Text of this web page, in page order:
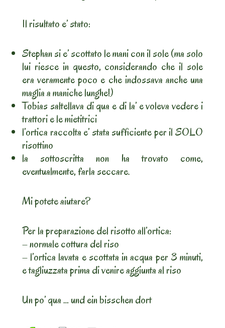
Il risultato e’ stato:
Stephan si e’ scottato le mani con il sole (ma solo
lui riesce in questo, considerando che il sole
era veramente poco e che indossava anche una
maglia a maniche lunghe!)
Tobias saltellava di qua e di la’ e voleva vedere i
trattori e le mietitrici
l’ortica raccolta e’ stata sufficiente per il SOLO
risottino
la sottoscritta non ha trovato come,
eventualmente, farla seccare.
Mi potete aiutare?
Per la preparazione del risotto all’ortica:
– normale cottura del riso
– l’ortica lavata e scottata in acqua per 3 minuti,
e tagliuzzata prima di venire aggiunta al riso
Un po’ qua … und ein bisschen dort